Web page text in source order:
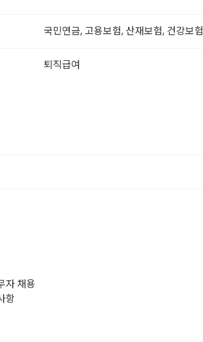
국민연금, 고용보험, 산재보험, 건강보험
퇴직급여
자 채용
항